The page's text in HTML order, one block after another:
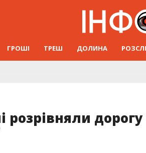
ГРОШІ ТРЕШ ДОЛИНА
розрівняли